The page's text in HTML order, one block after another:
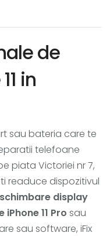
de
in
sau bateria care te
telefoane
piata Victoriei nr 7,
readuce dispozitivul
schimbare display
11 Pro sau
sau software, iFix